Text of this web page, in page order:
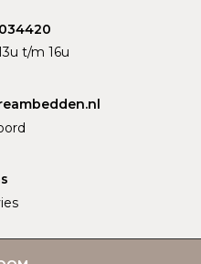
t/m 16u